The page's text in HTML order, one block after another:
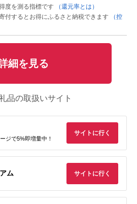
度を測る指標です
（還元率とは）
付するとお得にふるさと納税できます
（控
細を見る
品の取扱いサイト
ジで5%即増量中！
サイトに行く
ム サイトに行く